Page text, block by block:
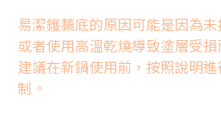
易潔鑊黐底的原因可能是因為
或者使用高溫乾燒導致塗層受
建議在新鍋使用前，按照說明
制。